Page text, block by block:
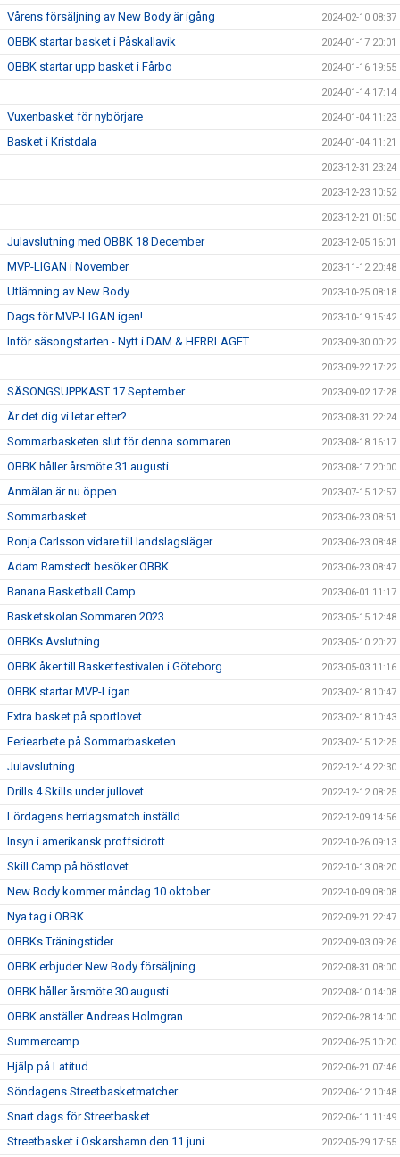
Vårens försäljning av New Body är igång 2024-02-10 08:37
OBBK startar basket i Påskallavik 2024-01-17 20:01
OBBK startar upp basket i Fårbo 2024-01-16 19:55
2024-01-14 17:14
Vuxenbasket för nybörjare 2024-01-04 11:23
Basket i Kristdala 2024-01-04 11:21
2023-12-31 23:24
2023-12-23 10:52
2023-12-21 01:50
Julavslutning med OBBK 18 December 2023-12-05 16:01
MVP-LIGAN i November 2023-11-12 20:48
Utlämning av New Body 2023-10-25 08:18
Dags för MVP-LIGAN igen! 2023-10-19 15:42
Inför säsongstarten - Nytt i DAM & HERRLAGET 2023-09-30 00:22
2023-09-22 17:22
SÄSONGSUPPKAST 17 September 2023-09-02 17:28
Är det dig vi letar efter? 2023-08-31 22:24
Sommarbasketen slut för denna sommaren 2023-08-18 16:17
OBBK håller årsmöte 31 augusti 2023-08-17 20:00
Anmälan är nu öppen 2023-07-15 12:57
Sommarbasket 2023-06-23 08:51
Ronja Carlsson vidare till landslagsläger 2023-06-23 08:48
Adam Ramstedt besöker OBBK 2023-06-23 08:47
Banana Basketball Camp 2023-06-01 11:17
Basketskolan Sommaren 2023 2023-05-15 12:48
OBBKs Avslutning 2023-05-10 20:27
OBBK åker till Basketfestivalen i Göteborg 2023-05-03 11:16
OBBK startar MVP-Ligan 2023-02-18 10:47
Extra basket på sportlovet 2023-02-18 10:43
Feriearbete på Sommarbasketen 2023-02-15 12:25
Julavslutning 2022-12-14 22:30
Drills 4 Skills under jullovet 2022-12-12 08:25
Lördagens herrlagsmatch inställd 2022-12-09 14:56
Insyn i amerikansk proffsidrott 2022-10-26 09:13
Skill Camp på höstlovet 2022-10-13 08:20
New Body kommer måndag 10 oktober 2022-10-09 08:08
Nya tag i OBBK 2022-09-21 22:47
OBBKs Träningstider 2022-09-03 09:26
OBBK erbjuder New Body försäljning 2022-08-31 08:00
OBBK håller årsmöte 30 augusti 2022-08-10 14:08
OBBK anställer Andreas Holmgran 2022-06-28 14:00
Summercamp 2022-06-25 10:20
Hjälp på Latitud 2022-06-21 07:46
Söndagens Streetbasketmatcher 2022-06-12 10:48
Snart dags för Streetbasket 2022-06-11 11:49
Streetbasket i Oskarshamn den 11 juni 2022-05-29 17:55